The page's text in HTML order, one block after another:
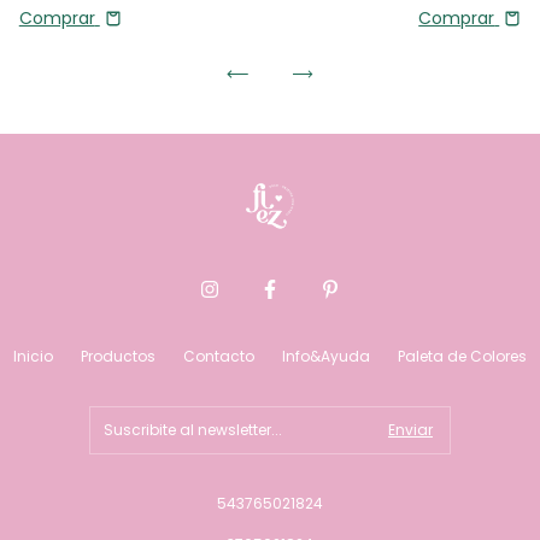
Comprar Comprar
Inicio Productos Contacto Info&Ayuda Paleta de Colores
543765021824